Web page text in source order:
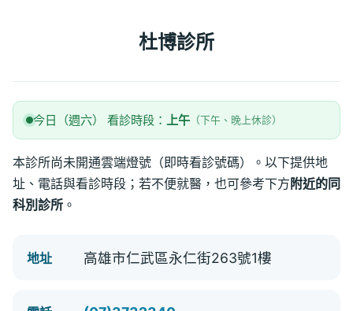
杜博診所
今日（週六） 看診時段： 上午 （下午、晚上休診）
本診所尚未開通雲端燈號（即時看診號碼）。以下提供地
址、電話與看診時段；若不便就醫，也可參考下方 附近的同
科別診所 。
地址 高雄市仁武區永仁街263號1樓